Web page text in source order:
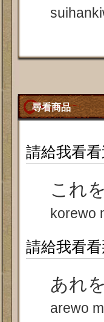
尋看商品
請給我看
これ
korewo
請給我看
あれ
arewo